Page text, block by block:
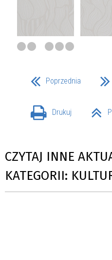
Poprzednia
Drukuj
CZYTAJ INNE
KATEGORII: